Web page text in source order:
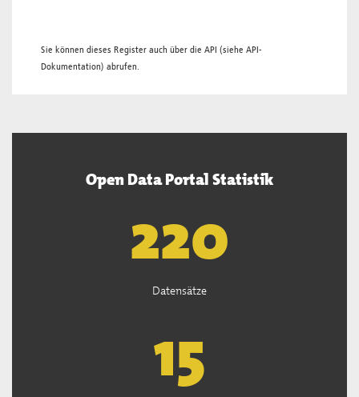
Sie können dieses Register auch über die API (siehe API-
Dokumentation) abrufen.
Open Data Portal Statistik
222
Datensätze
15